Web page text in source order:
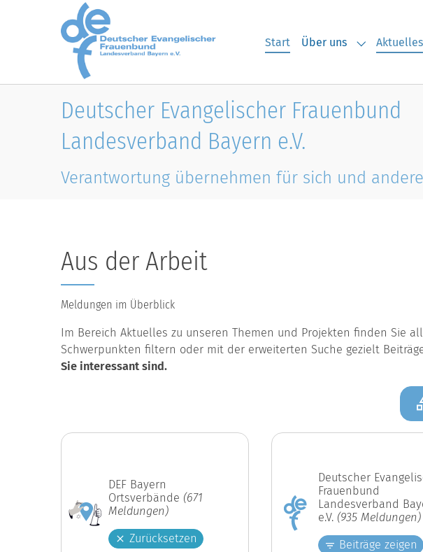
Skip to main content
Start Über uns
Submenu
Aktuelles
Deutscher Evangelischer Frauenbund
Landesverband Bayern e.V.
Verantwortung übernehmen für sich und andere
Aus der Arbeit
Meldungen im Überblick
Im Bereich Aktuelles zu unseren Themen und Projekten finden Sie
Schwerpunkten filtern oder mit der erweiterten Suche gezielt
Sie interessant sind.
DEF Bayern
Ortsverbände (671
Meldungen)
Zurücksetzen
Deutscher
Frauenbund
Landesverband
e.V. (935 Meldungen)
Beiträge zeigen